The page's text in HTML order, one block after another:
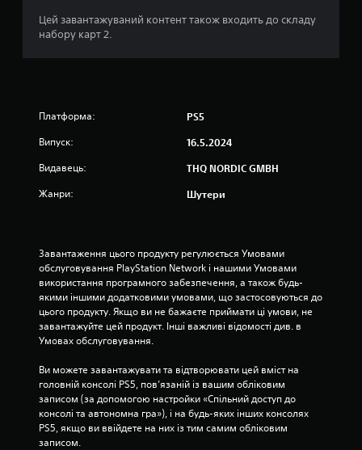
н
Цей завантажуваний контент також входить до складу
набору карт 2.
Платформа: PS5
Випуск: 16.5.2024
Видавець: THQ NORDIC GMBH
Жанри: Шутери
Завантаження цього продукту регулюється Умовами
обслуговування PlayStation Network і нашими Умовами
використання програмного забезпечення, а також будь-
якими іншими додатковими умовами, що застосовуються до
цього продукту. Якщо ви не бажаєте приймати ці умови, не
завантажуйте цей продукт. Інші важливі відомості див. в
Умовах обслуговування.
Ви можете завантажувати та відтворювати цей вміст на
головній консолі PS5, пов’язаній із вашим обліковим
записом (за допомогою настройки «Спільний доступ до
консолі та автономна гра»), і на будь-яких інших консолях
PS5, якщо ви ввійдете на них із тим самим обліковим
записом.